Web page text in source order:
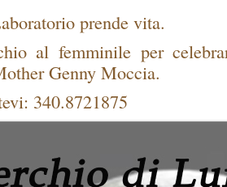
prende vita.
al femminile per
Genny Moccia.
340.8721875